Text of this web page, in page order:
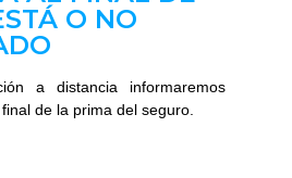
O NO
a distancia informaremos
de la prima del seguro.